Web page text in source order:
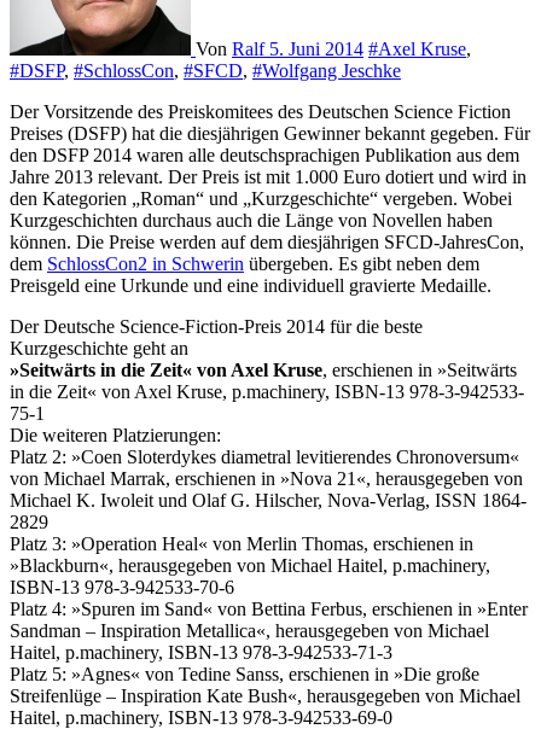
Von Ralf 5. Juni 2014 #Axel Kruse,
#DSFP, #SchlossCon, #SFCD, #Wolfgang Jeschke
Der Vorsitzende des Preiskomitees des Deutschen Science Fiction
Preises (DSFP) hat die diesjährigen Gewinner bekannt gegeben. Für
den DSFP 2014 waren alle deutschsprachigen Publikation aus dem
Jahre 2013 relevant. Der Preis ist mit 1.000 Euro dotiert und wird in
den Kategorien „Roman“ und „Kurzgeschichte“ vergeben. Wobei
Kurzgeschichten durchaus auch die Länge von Novellen haben
können. Die Preise werden auf dem diesjährigen SFCD-JahresCon,
dem SchlossCon2 in Schwerin übergeben. Es gibt neben dem
Preisgeld eine Urkunde und eine individuell gravierte Medaille.
Der Deutsche Science-Fiction-Preis 2014 für die beste
Kurzgeschichte geht an
»Seitwärts in die Zeit« von Axel Kruse, erschienen in »Seitwärts
in die Zeit« von Axel Kruse, p.machinery, ISBN-13 978-3-942533-
75-1
Die weiteren Platzierungen:
Platz 2: »Coen Sloterdykes diametral levitierendes Chronoversum«
von Michael Marrak, erschienen in »Nova 21«, herausgegeben von
Michael K. Iwoleit und Olaf G. Hilscher, Nova-Verlag, ISSN 1864-
2829
Platz 3: »Operation Heal« von Merlin Thomas, erschienen in
»Blackburn«, herausgegeben von Michael Haitel, p.machinery,
ISBN-13 978-3-942533-70-6
Platz 4: »Spuren im Sand« von Bettina Ferbus, erschienen in »Enter
Sandman – Inspiration Metallica«, herausgegeben von Michael
Haitel, p.machinery, ISBN-13 978-3-942533-71-3
Platz 5: »Agnes« von Tedine Sanss, erschienen in »Die große
Streifenlüge – Inspiration Kate Bush«, herausgegeben von Michael
Haitel, p.machinery, ISBN-13 978-3-942533-69-0